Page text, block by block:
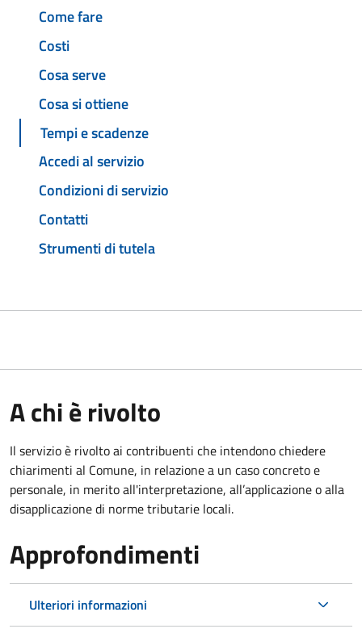
Come fare
Costi
Cosa serve
Cosa si ottiene
Tempi e scadenze
Accedi al servizio
Condizioni di servizio
Contatti
Strumenti di tutela
A chi è rivolto
Il servizio è rivolto ai contribuenti che intendono chiedere
chiarimenti al Comune, in relazione a un caso concreto e
personale, in merito all'interpretazione, all’applicazione o alla
disapplicazione di norme tributarie locali.
Approfondimenti
Ulteriori informazioni